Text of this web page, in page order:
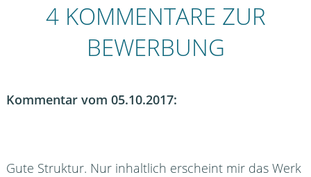
4 KOMMENTARE ZUR
BEWERBUNG
Kommentar vom 05.10.2017:
Gute Struktur. Nur inhaltlich erscheint mir das Werk